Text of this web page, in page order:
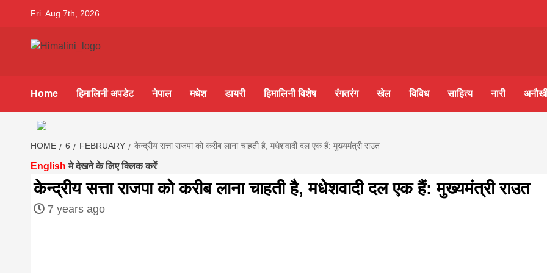
Fri. Aug 7th, 2026
Himalini.com-
hindi magazine
||madhesh
khabar:Himalini
first hindi
Home
हिमालिनी अपडेट नेपाल मधेश डायरी हिमालिनी विशेष रंगतरंग खेल विविध साहित्य नारी
HOME 6 FEBRUARY केन्द्रीय सत्ता राजपा को करीब लाना चाहती है, मधेशवादी दल एक हैं: मुख्यमंत्री राउत
English मे देखने के लिए क्लिक करें
केन्द्रीय सत्ता राजपा को करीब लाना चाहती है, मधेशवादी दल एक हैं: मुख्यमंत्री राउत
7 years ago